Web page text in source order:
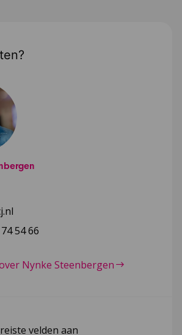
54 66
Nynke Steenbergen
velden aan